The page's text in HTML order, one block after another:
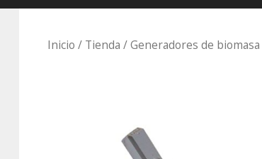
Inicio / Tienda /Generadores de biomasa